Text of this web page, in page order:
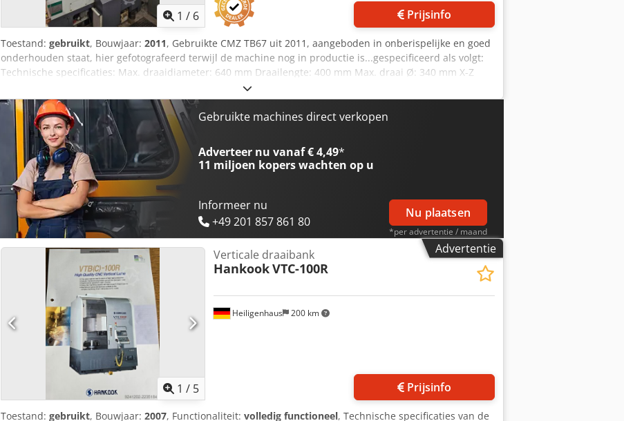
1 / 6 Prijsinfo
Toestand: gebruikt, Bouwjaar: 2011, Gebruikte CMZ TB67 uit 2011, aangeboden in onberispelijke en goed
onderhouden staat, hier gefotografeerd terwijl de machine nog in productie is...gespecificeerd als volgt:
Technische specificaties: Max. draaidiameter: 640 mm Draailengte: 400 mm Max. draai Ø: 340 mm X-Z
verplaatsingen: 200-400 mm Spindelneus: A2-6 Max. toerental: 4.000 tpm Spindelopname / max. staf Ø:
66 mm Vermogen: 17,4 kW Turret met 12 posities Meestertafel, pinolverplaatsing: 120 mm Pinol diameter:
90 mm X/Z snelsnelheid: 30 m/min Machine afmetingen (L x B x H): 1.653 x 1.620 x 1.670 mm
Machinegewicht: 3.700 kg Extra uitrusting: Crjdpfey Ui Iaox Anvef Werkstukopvanger Spaanafvoer
Meestertafel Gereedschap-meetarm Set gereedschaphouders 3-klauw hydraulische klauwplaat
Gebruikte machines direct verkopen
Adverteer nu vanaf € 4,49*
11 miljoen koperswachten op u
Informeer nu
+49 201 857 861 80
Nu plaatsen
*per advertentie / maand
Advertentie
1 / 5
Heiligenhaus 200 km
Verticale draaibank
HankookVTC-100R
Prijsinfo
Toestand: gebruikt, Bouwjaar: 2007, Functionaliteit: volledig functioneel, Technische specificaties van de